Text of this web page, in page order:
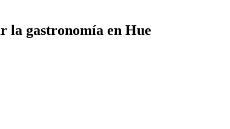
la gastronomía en Hue